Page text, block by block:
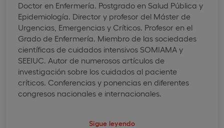
Doctor en Enfermería. Postgrado en Salud Pública y
Epidemiología. Director y profesor del Máster de
Urgencias, Emergencias y Críticos. Profesor en el
Grado de Enfermería. Miembro de las sociedades
científicas de cuidados intensivos SOMIAMA y
SEEIUC. Autor de numerosos artículos de
investigación sobre los cuidados al paciente
críticos. Conferencias y ponencias en diferentes
congresos nacionales e internacionales.
Sigue leyendo